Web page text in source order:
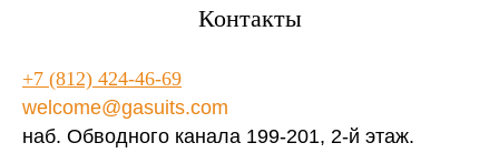
Контакты
+7 (812) 424-46-69
welcome@gasuits.com
наб. Обводного канала 199-201, 2-й этаж.